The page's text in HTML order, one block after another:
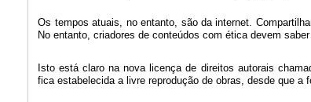
Os tempos atuais, no entanto, são da internet.
No entanto, criadores de conteúdos com ética devem
Isto está claro na nova licença de direitos autorais
fica estabelecida a livre reprodução de obras, desde que a